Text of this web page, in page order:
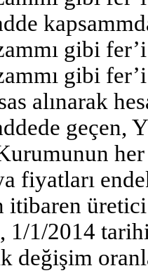
gibi
gibi
alınarak
geçen,
fiyatları
itibaren
1/1/2014
değişim